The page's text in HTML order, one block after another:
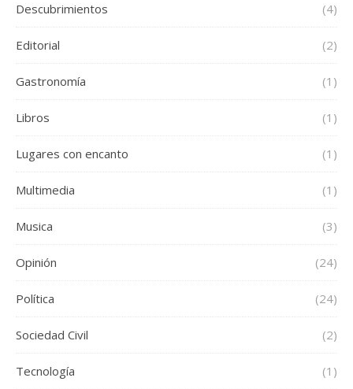
Descubrimientos (4)
Editorial (2)
Gastronomía (1)
Libros (1)
Lugares con encanto (1)
Multimedia (1)
Musica (3)
Opinión (24)
Política (24)
Sociedad Civil (2)
Tecnología (1)